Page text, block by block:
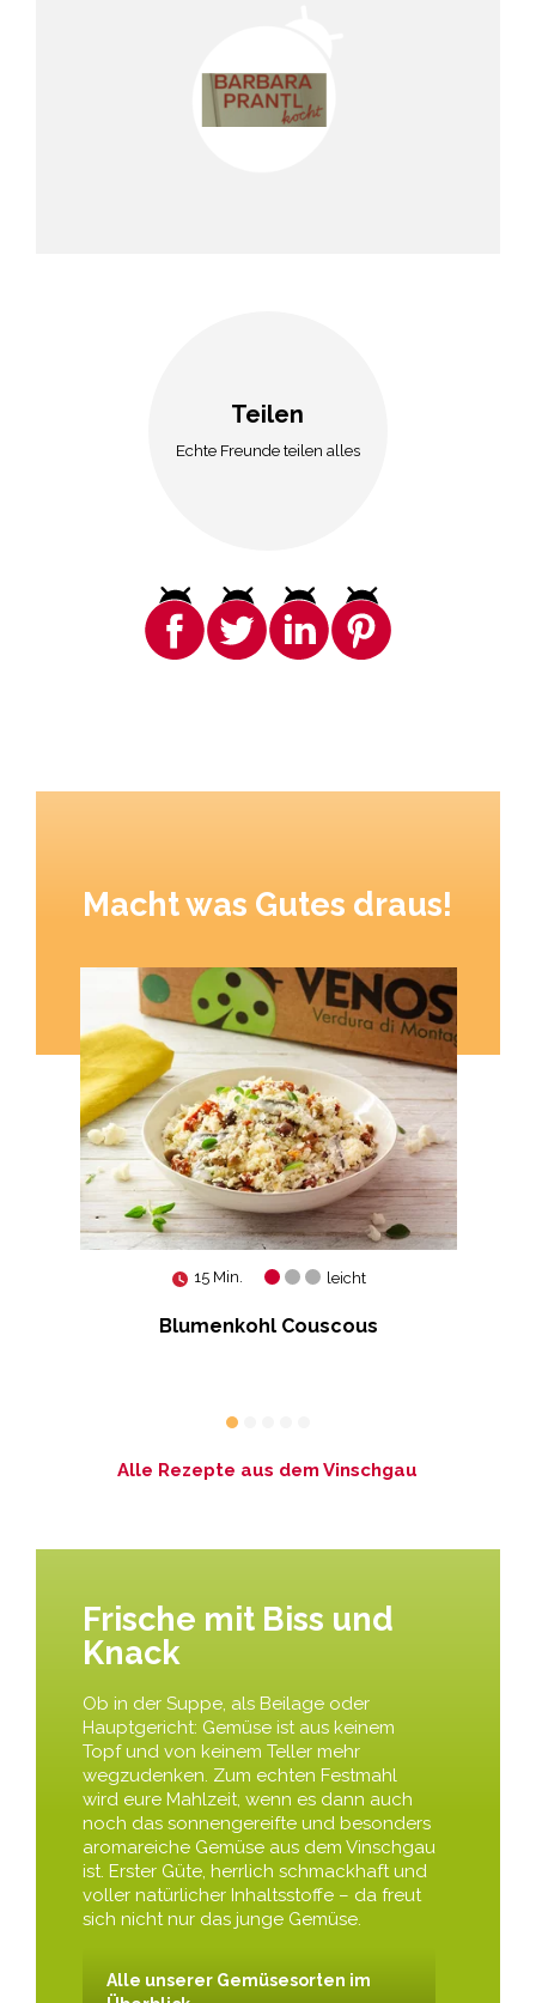
Teilen
Echte Freunde teilen alles
Macht was Gutes draus!
15 Min. leicht
Blumenkohl Couscous
Alle Rezepte aus dem Vinschgau
Frische mit Biss und
Knack
Ob in der Suppe, als Beilage oder
Hauptgericht: Gemüse ist aus keinem
Topf und von keinem Teller mehr
wegzudenken. Zum echten Festmahl
wird eure Mahlzeit, wenn es dann auch
noch das sonnengereifte und besonders
aromareiche Gemüse aus dem Vinschgau
ist. Erster Güte, herrlich schmackhaft und
voller natürlicher Inhaltsstoffe – da freut
sich nicht nur das junge Gemüse.
Alle unserer Gemüsesorten im